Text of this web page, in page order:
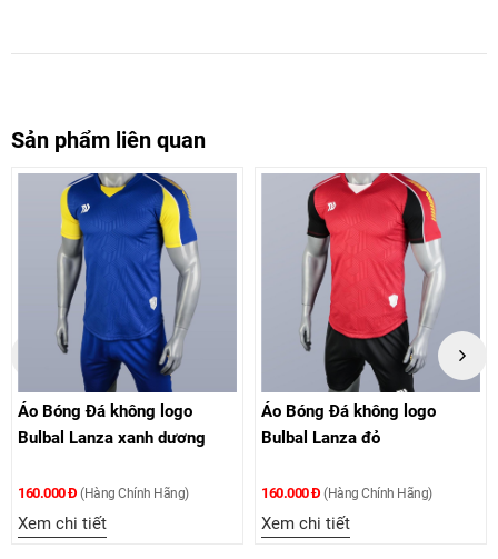
Sản phẩm liên quan
không logo
xanh dương
Chính Hãng)
Áo Bóng Đá không logo
Bulbal Lanza đỏ
160.000 Đ (Hàng Chính Hãng)
Áo Bóng
80.000 Đ